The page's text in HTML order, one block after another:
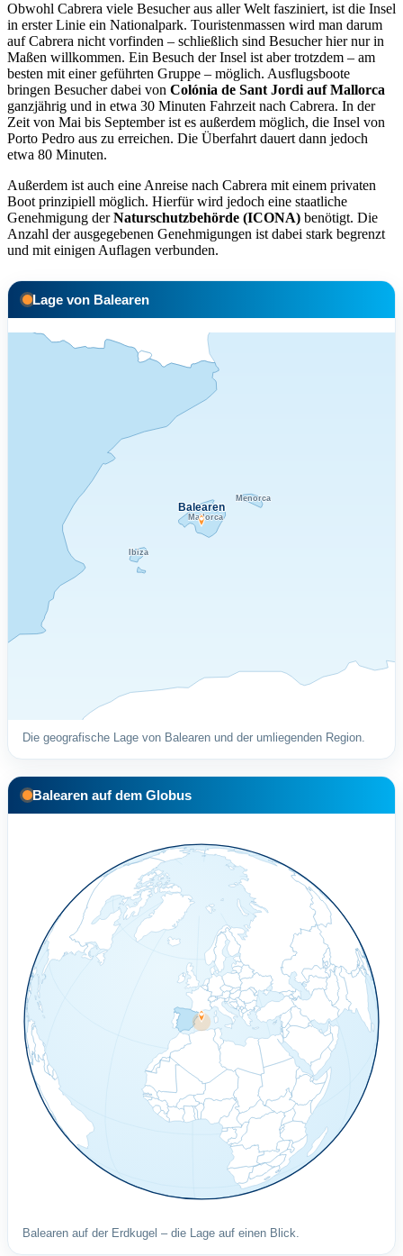
Obwohl Cabrera viele Besucher aus aller Welt fasziniert, ist die Insel
in erster Linie ein Nationalpark. Touristenmassen wird man darum
auf Cabrera nicht vorfinden – schließlich sind Besucher hier nur in
Maßen willkommen. Ein Besuch der Insel ist aber trotzdem – am
besten mit einer geführten Gruppe – möglich. Ausflugsboote
bringen Besucher dabei von Colónia de Sant Jordi auf Mallorca
ganzjährig und in etwa 30 Minuten Fahrzeit nach Cabrera. In der
Zeit von Mai bis September ist es außerdem möglich, die Insel von
Porto Pedro aus zu erreichen. Die Überfahrt dauert dann jedoch
etwa 80 Minuten.
Außerdem ist auch eine Anreise nach Cabrera mit einem privaten
Boot prinzipiell möglich. Hierfür wird jedoch eine staatliche
Genehmigung derNaturschutzbehörde (ICONA) benötigt. Die
Anzahl der ausgegebenen Genehmigungen ist dabei stark begrenzt
und mit einigen Auflagen verbunden.
Lage von Balearen
Mallorca
Ibiza
Menorca
Balearen
Die geografische Lage von Balearen und der umliegenden Region.
Balearen auf dem Globus
Balearen auf der Erdkugel – die Lage auf einen Blick.